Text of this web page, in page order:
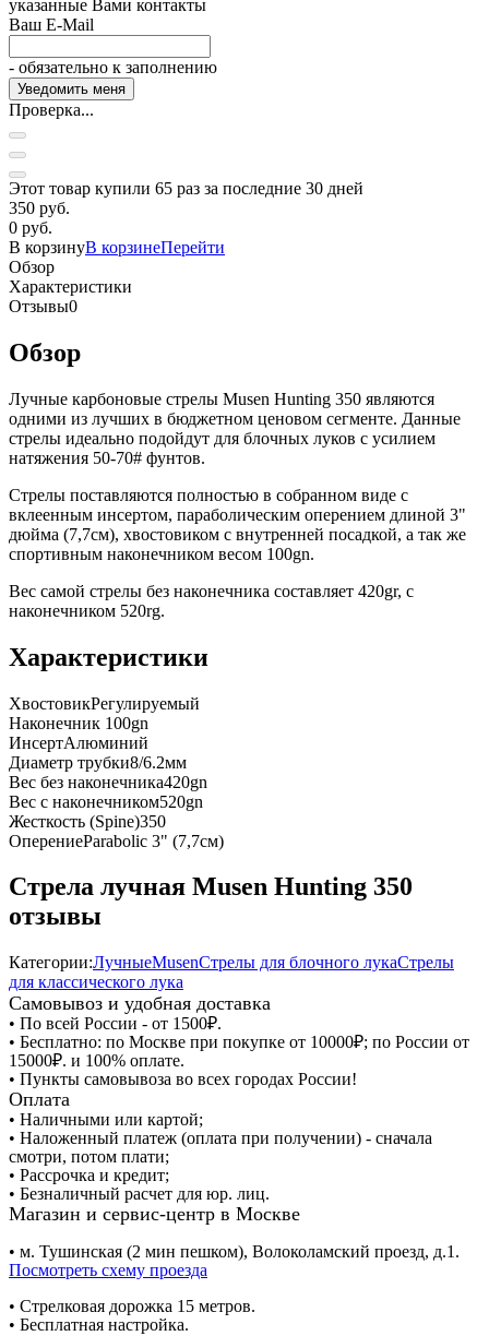
указанные Вами контакты
Ваш E-Mail
- обязательно к заполнению
Проверка...
Этот товар купили 65 раз за последние 30 дней
350 руб.
0 руб.
В корзинуВ корзинеПерейти
Обзор
Характеристики
Отзывы0
Обзор
Лучные карбоновые стрелы Musen Hunting 350 являются
одними из лучших в бюджетном ценовом сегменте. Данные
стрелы идеально подойдут для блочных луков с усилием
натяжения 50-70# фунтов.
Стрелы поставляются полностью в собранном виде с
вклеенным инсертом, параболическим оперением длиной 3"
дюйма (7,7см), хвостовиком с внутренней посадкой, а так же
спортивным наконечником весом 100gn.
Вес самой стрелы без наконечника составляет 420gr, с
наконечником 520rg.
Характеристики
ХвостовикРегулируемый
Наконечник 100gn
ИнсертАлюминий
Диаметр трубки8/6.2мм
Вес без наконечника420gn
Вес с наконечником520gn
Жесткость (Spine)350
ОперениеParabolic 3" (7,7см)
Стрела лучная Musen Hunting 350
отзывы
Категории:ЛучныеMusenСтрелы для блочного лукаСтрелы
для классического лука
Самовывоз и удобная доставка
• По всей России - от 1500₽.
• Бесплатно: по Москве при покупке от 10000₽; по России от
15000₽. и 100% оплате.
• Пункты самовывоза во всех городах России!
Оплата
• Наличными или картой;
• Наложенный платеж (оплата при получении) - сначала
смотри, потом плати;
• Рассрочка и кредит;
• Безналичный расчет для юр. лиц.
Магазин и сервис-центр в Москве
• м. Тушинская (2 мин пешком), Волоколамский проезд, д.1.
Посмотреть схему проезда
• Cтрелковая дорожка 15 метров.
• Бесплатная настройка.